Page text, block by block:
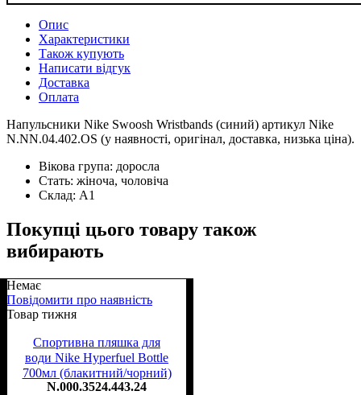
Опис
Характеристики
Також купують
Написати відгук
Доставка
Оплата
Напульсники Nike Swoosh Wristbands (синий) артикул Nike
N.NN.04.402.OS (у наявності, оригінал, доставка, низька ціна).
Вікова група: доросла
Стать: жіноча, чоловіча
Склад: А1
Покупці цього товару також
вибирають
Немає
Повідомити про наявність
Товар тижня
Спортивна пляшка для
води Nike Hyperfuel Bottle
700мл (блакитний/чорний)
N.000.3524.443.24